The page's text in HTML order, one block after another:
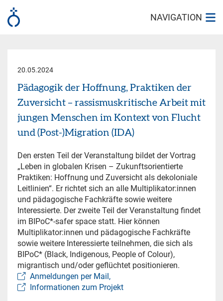
NAVIGATION
20.05.2024
Pädagogik der Hoffnung, Praktiken der
Zuversicht – rassismuskritische Arbeit mit
jungen Menschen im Kontext von Flucht
und (Post-)Migration (IDA)
Den ersten Teil der Veranstaltung bildet der Vortrag
„Leben in globalen Krisen – Zukunftsorientierte
Praktiken: Hoffnung und Zuversicht als dekoloniale
Leitlinien“. Er richtet sich an alle Multiplikator:innen
und pädagogische Fachkräfte sowie weitere
Interessierte. Der zweite Teil der Veranstaltung findet
im BIPoC*-safer space statt. Hier können
Multiplikator:innen und pädagogische Fachkräfte
sowie weitere Interessierte teilnehmen, die sich als
BIPoC* (Black, Indigenous, People of Colour),
migrantisch und/oder geflüchtet positionieren.
Anmeldungen per Mail,
Informationen zum Projekt